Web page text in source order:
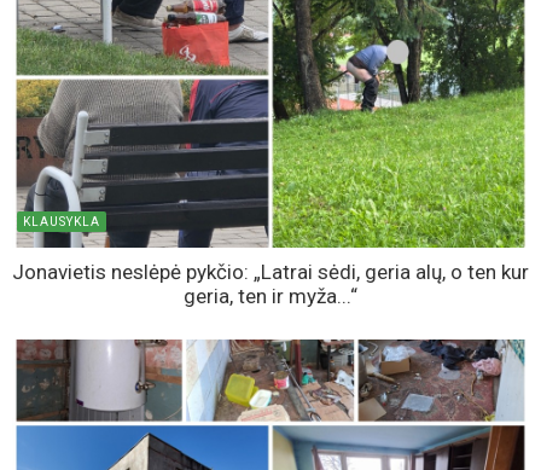
SKAITOMIAUSIOS